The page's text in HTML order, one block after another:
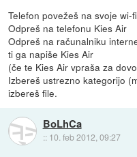
Telefon povežeš na svoje wi-
Odpreš na telefonu Kies Air
Odpreš na računalniku
ti ga napiše Kies Air
(če te Kies Air vpraša za
Izbereš ustrezno kategorijo
izbereš file.
BoLhCa
:: 10. feb 2012, 09:27